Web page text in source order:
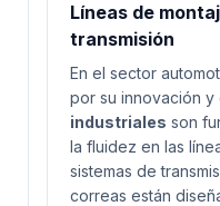
Líneas de
transmisión
En el sector
por su innovación y
industriales son
la fluidez en las
sistemas de
correas están